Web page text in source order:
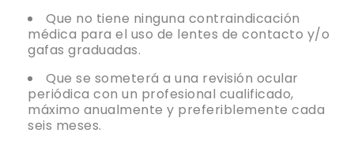
Que no tiene ninguna contraindicación
médica para el uso de lentes de contacto y/o
gafas graduadas.
Que se someterá a una revisión ocular
periódica con un profesional cualificado,
máximo anualmente y preferiblemente cada
seis meses.